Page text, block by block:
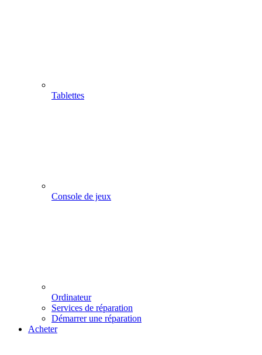
Tablettes
Console de jeux
Ordinateur
Services de réparation
Démarrer une réparation
Acheter